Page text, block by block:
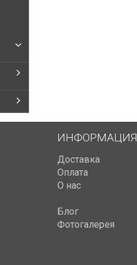
ИНФОРМАЦИЯ
Доставка
Оплата
О нас
Блог
Фотогалерея